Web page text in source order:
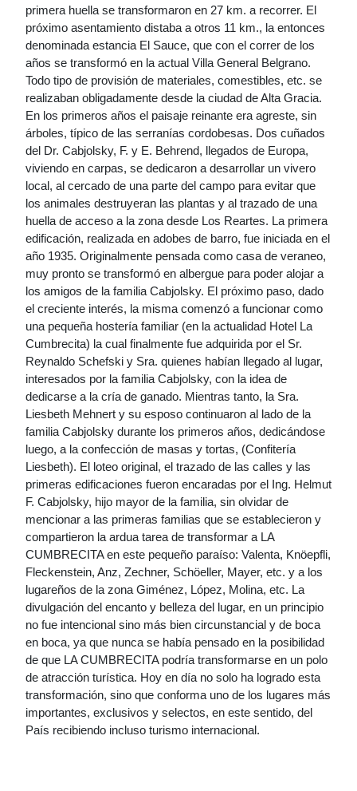
primera huella se transformaron en 27 km. a recorrer. El
próximo asentamiento distaba a otros 11 km., la entonces
denominada estancia El Sauce, que con el correr de los
años se transformó en la actual Villa General Belgrano.
Todo tipo de provisión de materiales, comestibles, etc. se
realizaban obligadamente desde la ciudad de Alta Gracia.
En los primeros años el paisaje reinante era agreste, sin
árboles, típico de las serranías cordobesas. Dos cuñados
del Dr. Cabjolsky, F. y E. Behrend, llegados de Europa,
viviendo en carpas, se dedicaron a desarrollar un vivero
local, al cercado de una parte del campo para evitar que
los animales destruyeran las plantas y al trazado de una
huella de acceso a la zona desde Los Reartes. La primera
edificación, realizada en adobes de barro, fue iniciada en el
año 1935. Originalmente pensada como casa de veraneo,
muy pronto se transformó en albergue para poder alojar a
los amigos de la familia Cabjolsky. El próximo paso, dado
el creciente interés, la misma comenzó a funcionar como
una pequeña hostería familiar (en la actualidad Hotel La
Cumbrecita) la cual finalmente fue adquirida por el Sr.
Reynaldo Schefski y Sra. quienes habían llegado al lugar,
interesados por la familia Cabjolsky, con la idea de
dedicarse a la cría de ganado. Mientras tanto, la Sra.
Liesbeth Mehnert y su esposo continuaron al lado de la
familia Cabjolsky durante los primeros años, dedicándose
luego, a la confección de masas y tortas, (Confitería
Liesbeth). El loteo original, el trazado de las calles y las
primeras edificaciones fueron encaradas por el Ing. Helmut
F. Cabjolsky, hijo mayor de la familia, sin olvidar de
mencionar a las primeras familias que se establecieron y
compartieron la ardua tarea de transformar a LA
CUMBRECITA en este pequeño paraíso: Valenta, Knöepfli,
Fleckenstein, Anz, Zechner, Schöeller, Mayer, etc. y a los
lugareños de la zona Giménez, López, Molina, etc. La
divulgación del encanto y belleza del lugar, en un principio
no fue intencional sino más bien circunstancial y de boca
en boca, ya que nunca se había pensado en la posibilidad
de que LA CUMBRECITA podría transformarse en un polo
de atracción turística. Hoy en día no solo ha logrado esta
transformación, sino que conforma uno de los lugares más
importantes, exclusivos y selectos, en este sentido, del
País recibiendo incluso turismo internacional.